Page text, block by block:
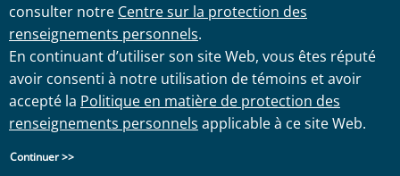
marque de service dans le cadre des activités de souscription et de
réclamations d'assurance. droits d'auteur © 2026 CNA. Tous les
droits sont réservés.
consulter notre Centre sur la protection des
renseignements personnels.
En continuant d’utiliser son site Web, vous êtes réputé
avoir consenti à notre utilisation de témoins et avoir
accepté la Politique en matière de protection des
renseignements personnels applicable à ce site Web.
Continuer >>